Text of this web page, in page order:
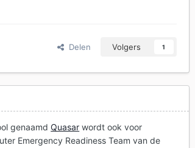
Delen Volgers 1
genaamdQuasar wordt ook voor
Emergency Readiness Team van de